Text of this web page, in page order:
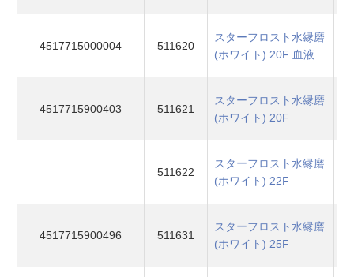
4517715000004 511620
スターフロスト水縁磨
(ホワイト) 20F 血液
4517715900403 511621
スターフロスト水縁磨
(ホワイト) 20F
511622
スターフロスト水縁磨
(ホワイト) 22F
4517715900496 511631
スターフロスト水縁磨
(ホワイト) 25F